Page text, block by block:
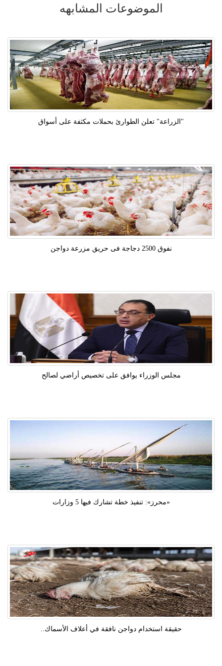
الموضوعات المشابهه
"الزراعة" تعلن الطوارئ بحملات مكثفة على أسواق
نفوق 2500 دجاجة فى حريق مزرعة دواجن
مجلس الوزراء يوافق على تخصيص أراضي لصالح
«محرز»: تنفيذ خطة تشارك فيها 5 وزارات
حقيقة استخدام دواجن نافقة في أعلاف الأسماك..